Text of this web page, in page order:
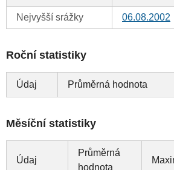
Nejvyšší srážky 06.08.2002
Roční statistiky
Údaj Průměrná hodnota
Měsíční statistiky
Údaj
Průměrná
hodnota